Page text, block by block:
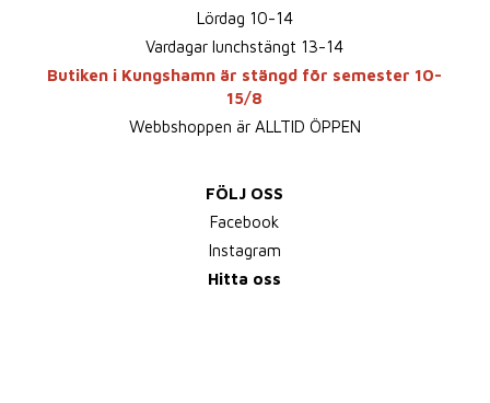
Lördag 10-14
Vardagar lunchstängt 13-14
Butiken i Kungshamn är stängd för semester 10-
15/8
Webbshoppen är ALLTID ÖPPEN
FÖLJ OSS
Facebook
Instagram
Hitta oss